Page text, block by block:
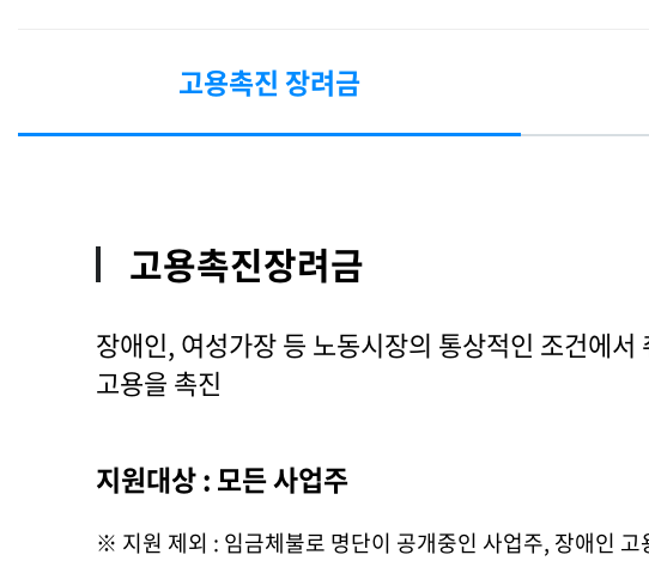
고용촉진 장려금
고용촉진장려금
장애인, 여성가장 등 노동시장의 통상적인 조건에
고용을 촉진
지원대상 : 모든 사업주
※ 지원 제외 : 임금체불로 명단이 공개중인 사업주, 장애인 고